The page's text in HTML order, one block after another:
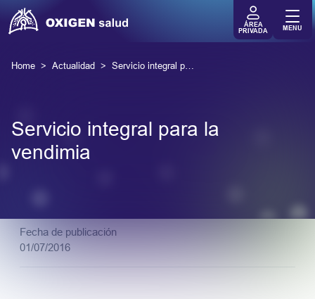
ÁREA
PRIVADA
MENU
Home Actualidad Servicio integral para la vendimia
Servicio integral para la
vendimia
Fecha de publicación
01/07/2016